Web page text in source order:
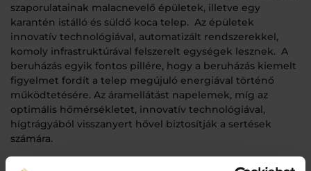
szaporulatainak malacnevelő épületek, illetve egy
karantén istálló és süldő koca telep. Az épületek
innovatív technológiával, automatizált rendszerekkel,
komoly infrastruktúrával felszerelt egységek lesznek. A
beruházás egyik fontos pillére, hogy a beruházás kiemelt
figyelmet fordít a telep megújuló energiával történő
működtetésére. Az áramellátást napelemek, míg az
optimális hőmérsékletet, innovatív technológiával,
hígtrágyából visszanyert hővel biztosítják a sertések
számára.
A munkahelyteremtés mellett közös érdek, hogy a cég a